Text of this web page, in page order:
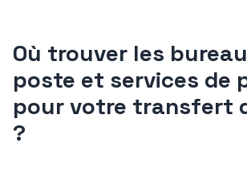
Où trouver les
poste et services de
pour votre transfert
?